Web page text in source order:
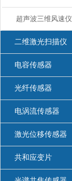
超声波三维风速仪
二维激光扫描仪
电容传感器
光纤传感器
电涡流传感器
激光位移传感器
共和应变片